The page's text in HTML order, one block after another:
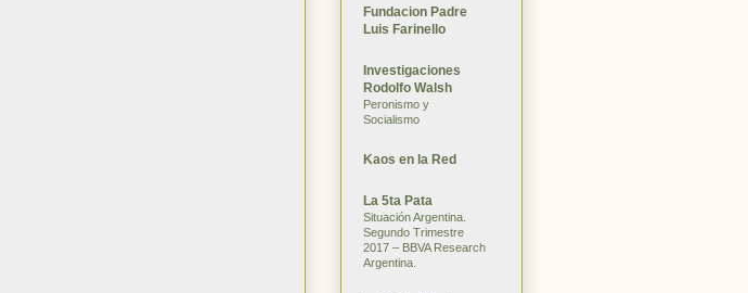
Fundacion Padre
Luis Farinello
Investigaciones
Rodolfo Walsh
Peronismo y
Socialismo
Kaos en la Red
La 5ta Pata
Situación Argentina.
Segundo Trimestre
2017 – BBVA Research
Argentina.